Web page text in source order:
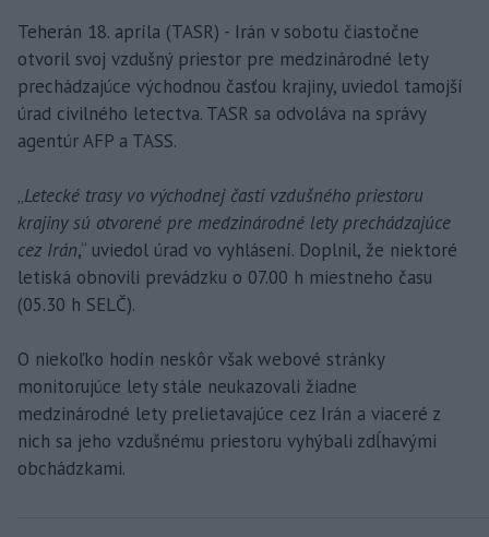
Teherán 18. apríla (TASR) - Irán v sobotu čiastočne
otvoril svoj vzdušný priestor pre medzinárodné lety
prechádzajúce východnou časťou krajiny, uviedol tamojší
úrad civilného letectva. TASR sa odvoláva na správy
agentúr AFP a TASS.
„Letecké trasy vo východnej časti vzdušného priestoru
krajiny sú otvorené pre medzinárodné lety prechádzajúce
cez Irán,“ uviedol úrad vo vyhlásení. Doplnil, že niektoré
letiská obnovili prevádzku o 07.00 h miestneho času
(05.30 h SELČ).
O niekoľko hodín neskôr však webové stránky
monitorujúce lety stále neukazovali žiadne
medzinárodné lety prelietavajúce cez Irán a viaceré z
nich sa jeho vzdušnému priestoru vyhýbali zdĺhavými
obchádzkami.